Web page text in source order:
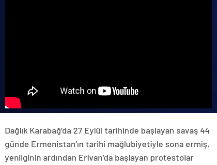
Dağlık Karabağ’da 27 Eylül tarihinde başlayan savaş 44
günde Ermenistan’ın tarihi mağlubiyetiyle sona ermiş,
yenilginin ardından Erivan’da başlayan protestolar